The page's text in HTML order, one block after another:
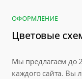
ОФОРМЛЕНИЕ
Цветовые
Мы предлагаем до
каждого сайта. Вы